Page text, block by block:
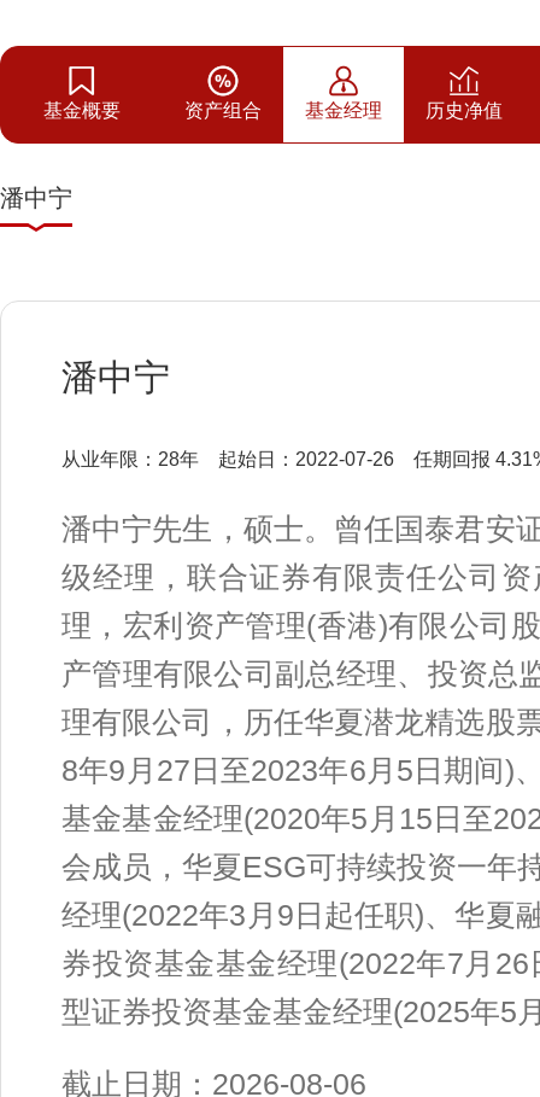
基金概要 资产组合 基金经理 历史净值
潘中宁
潘中宁
从业年限：28年 起始日：2022-07-26 任期回报
潘中宁先生，硕士。曾任国泰君安
级经理，联合证券有限责任公司
理，宏利资产管理(香港)有限公司
产管理有限公司副总经理、投资总
理有限公司，历任华夏潜龙精选股
8年9月27日至2023年6月5日期间)
基金基金经理(2020年5月15日至
会成员，华夏ESG可持续投资一年
经理(2022年3月9日起任职)、华夏
券投资基金基金经理(2022年7月
型证券投资基金基金经理(2025年5
截止日期：2026-08-06